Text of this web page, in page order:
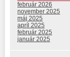
február 2026
november 2025
máj 2025
apríl 2025
február 2025
január 2025